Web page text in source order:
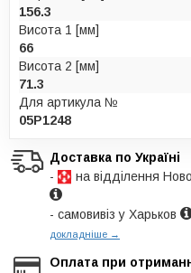
156.3
Висота 1 [мм]
66
Висота 2 [мм]
71.3
Для артикула №
05P1248
Доставка по Україні
-
на відділення
- самовивіз у Харьков
докладніше →
Оплата при